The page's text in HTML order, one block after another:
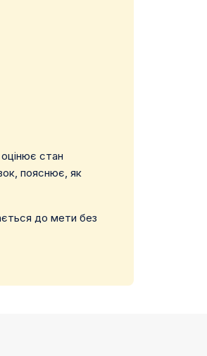
стан
пояснює, як
до мети без